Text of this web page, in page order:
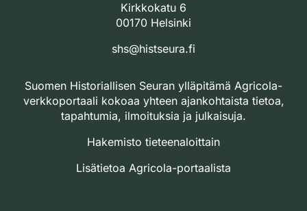
Kirkkokatu 6
00170 Helsinki
shs@histseura.fi
Suomen Historiallisen Seuran ylläpitämä Agricola-
verkkoportaali kokoaa yhteen ajankohtaista tietoa,
tapahtumia, ilmoituksia ja julkaisuja.
Hakemisto tieteenaloittain
Lisätietoa Agricola-portaalista